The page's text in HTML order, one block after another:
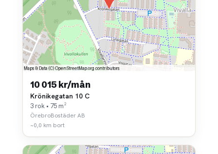
10 015 kr/mån
Krönikegatan 10 C
3 rok • 75 m²
ÖrebroBostäder AB
~0,0 km bort